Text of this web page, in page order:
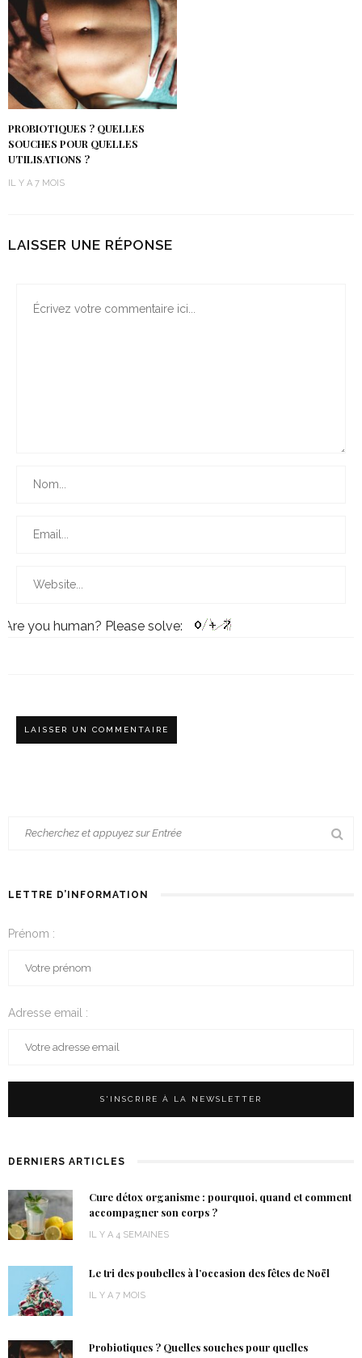
PROBIOTIQUES ? QUELLES
SOUCHES POUR QUELLES
UTILISATIONS ?
IL Y A 7 MOIS
LAISSER UNE RÉPONSE
Are you human? Please solve:
LETTRE D’INFORMATION
Prénom :
Adresse email :
DERNIERS ARTICLES
Cure détox organisme : pourquoi, quand et comment
accompagner son corps ?
IL Y A 4 SEMAINES
Le tri des poubelles à l’occasion des fêtes de Noël
IL Y A 7 MOIS
Probiotiques ? Quelles souches pour quelles